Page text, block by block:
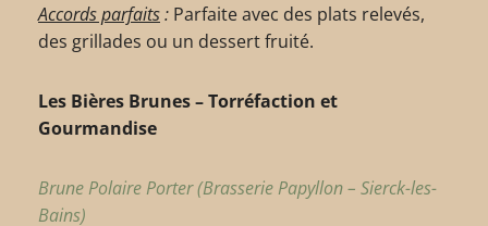
Accords parfaits: Parfaite avec des plats relevés,
des grillades ou un dessert fruité.
Les Bières Brunes – Torréfaction et
Gourmandise
Brune Polaire Porter (Brasserie Papyllon – Sierck-les-
Bains)